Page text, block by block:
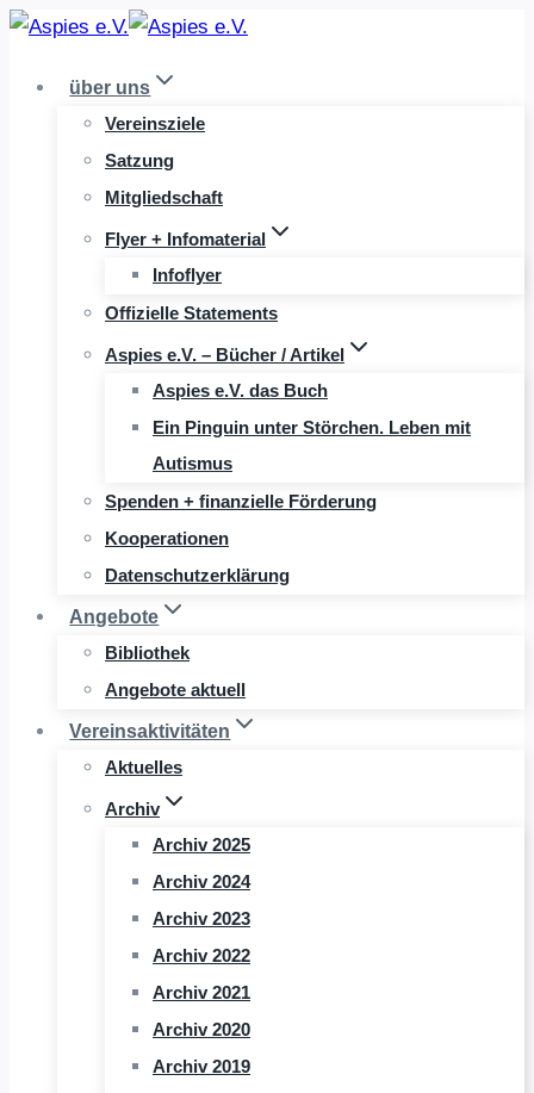
Zum
springenüber uns
Vereinsziele
Satzung
Mitgliedschaft
Flyer + Infomaterial
Infoflyer
Offizielle Statements
Aspies e.V. – Bücher / Artikel
Aspies e.V. das Buch
Ein Pinguin unter Störchen. Leben mit
Autismus
Spenden + finanzielle Förderung
Kooperationen
Datenschutzerklärung
Angebote
Bibliothek
Angebote aktuell
Vereinsaktivitäten
Aktuelles
Archiv
Archiv 2025
Archiv 2024
Archiv 2023
Archiv 2022
Archiv 2021
Archiv 2020
Archiv 2019